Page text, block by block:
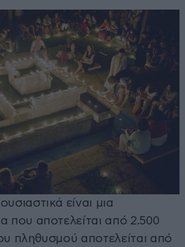
είναι μια
που αποτελείται από 2.500
πληθυσμού αποτελείται από